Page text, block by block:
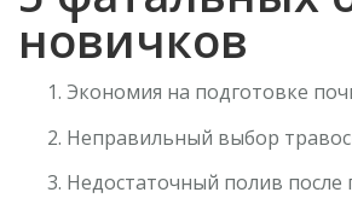
новичков
Экономия на подготовке
Неправильный выбор
Недостаточный полив после